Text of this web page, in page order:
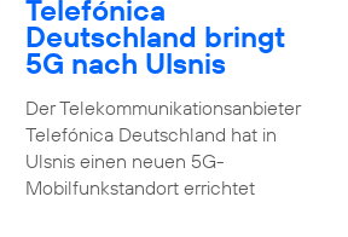
Telefónica
Deutschland bringt
5G nach Ulsnis
Der Telekommunikationsanbieter
Telefónica Deutschland hat in
Ulsnis einen neuen 5G-
Mobilfunkstandort errichtet